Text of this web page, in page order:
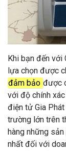
Khi bạn đến với
lựa chọn được
đảm bảo được
với độ chính
điện tử Gia
trường lớn trên
hàng những
nhất đối với